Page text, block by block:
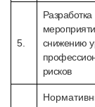
5.
Разработка
снижению
рисков